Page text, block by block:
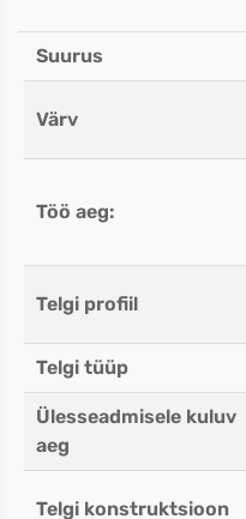
Suurus
Värv
Töö aeg:
Telgi profiil
Telgi tüüp
Ülesseadmisele kuluv
aeg
Telgi konstruktsioon